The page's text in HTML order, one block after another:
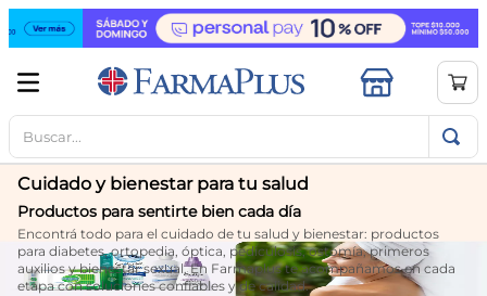
Buscar...
Cuidado y bienestar para tu salud
Productos para sentirte bien cada día
Encontrá todo para el cuidado de tu salud y bienestar: productos
para diabetes, ortopedia, óptica, pediculosis, ostomía, primeros
auxilios y bienestar sexual. En Farmaplus te acompañamos en cada
etapa con soluciones confiables y de calidad.
TÉRMINOS MÁS BUSCADOS
1.
mela b3
2
cerave limpieza
3.
creatina
4.
loreal